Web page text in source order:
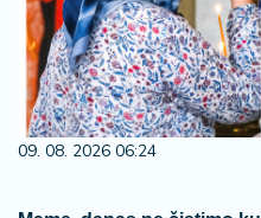
09. 08. 2026 06:24